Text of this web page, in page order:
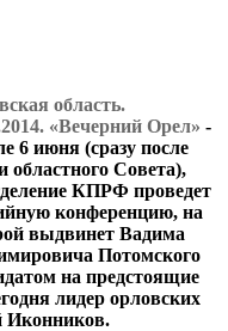
область.
«Вечерний Орел» -
6 июня (сразу после
областного Совета),
КПРФ проведет
конференцию, на
выдвинет Вадима
Потомского
на предстоящие
лидер орловских
Иконников.